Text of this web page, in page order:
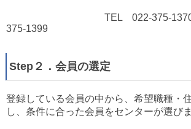
TEL 022-375-1370
375-1399
Step２．会員の選定
登録している会員の中から、希望職種・
し、条件に合った会員をセンターが選びま